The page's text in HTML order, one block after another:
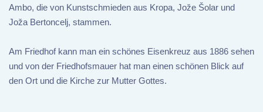
Ambo, die von Kunstschmieden aus Kropa, Jože Šolar und
Joža Bertoncelj, stammen.
Am Friedhof kann man ein schönes Eisenkreuz aus 1886 sehen
und von der Friedhofsmauer hat man einen schönen Blick auf
den Ort und die Kirche zur Mutter Gottes.